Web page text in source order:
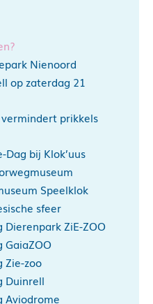
Nienoord
op zaterdag 21
prikkels
bij Klok’uus
Speelklok
sfeer
ZiE-ZOO
GaiaZOO
Zie-zoo
Duinrell
Aviodrome